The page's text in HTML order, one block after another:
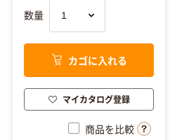
数量
カゴに入れる
マイカタログ登録
商品を比較